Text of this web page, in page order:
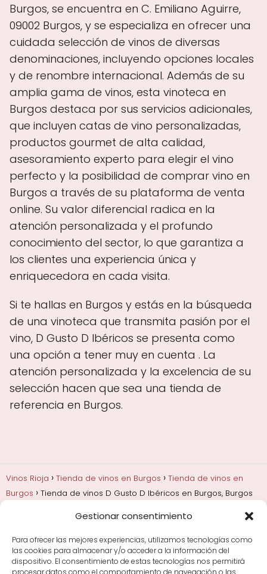
Gestionar consentimiento
Para ofrecer las mejores experiencias, utilizamos tecnologías como
las cookies para almacenar y/o acceder a la información del
dispositivo. El consentimiento de estas tecnologías nos permitirá
procesar datos como el comportamiento de navegación o las
Burgos, se encuentra en C. Emiliano Aguirre,
09002 Burgos, y se especializa en ofrecer una
cuidada selección de vinos de diversas
denominaciones, incluyendo opciones locales
y de renombre internacional. Además de su
amplia gama de vinos, esta vinoteca en
Burgos destaca por sus servicios adicionales,
que incluyen catas de vino personalizadas,
productos gourmet de alta calidad,
asesoramiento experto para elegir el vino
perfecto y la posibilidad de comprar vino en
Burgos a través de su plataforma de venta
online. Su valor diferencial radica en la
atención personalizada y el profundo
conocimiento del sector, lo que garantiza a
los clientes una experiencia única y
enriquecedora en cada visita.
Si te hallas en Burgos y estás en la búsqueda
de una vinoteca que transmita pasión por el
vino, D Gusto D Ibéricos se presenta como
una opción a tener muy en cuenta . La
atención personalizada y la excelencia de su
selección hacen que sea una tienda de
referencia en Burgos.
Vinos Rioja Tienda de vinos en Burgos
Tienda de vinos en
Burgos
Tienda de vinos D Gusto D Ibéricos en Burgos, Burgos
Añadas, crianza y guarda
Bodegas y marcas de
Comprar vino
Rioja y guías de regalo
Cultura del vino y
curiosidades
Enoturismo en Rioja